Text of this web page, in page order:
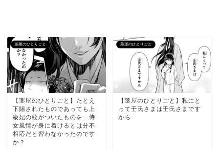
薬屋のひとりごと
【薬屋のひとりごと】たとえ
下賜されたものであっても上
級妃の紋がついたものを一侍
女風情が身に着けるとは分不
相応だと習わなかったのです
か？
薬屋のひとりごと
【薬屋のひとりごと】私にと
って壬氏さまは壬氏さまです
から